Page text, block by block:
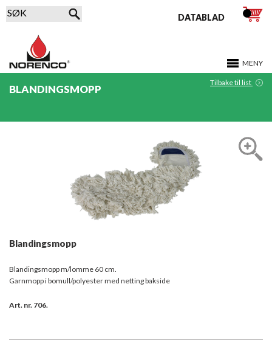
MENY
DATABLAD
BLANDINGSMOPP
Tilbake til list
Blandingsmopp
Blandingsmopp m/lomme 60 cm.
Garnmopp i bomull/polyester med netting bakside
Art. nr. 706.